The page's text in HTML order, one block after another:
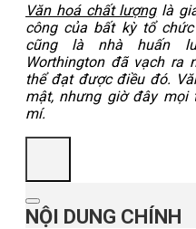
Văn hoá chất lượnglà
công của bất kỳ tổ
cũng là nhà huấn
Worthington đã vạch ra
thể đạt được điều đó.
mật, nhưng giờ đây
mí.
NỘI DUNG CHÍNH